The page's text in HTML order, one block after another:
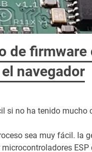
de
navegador
si no ha tenido
sea muy fácil. la